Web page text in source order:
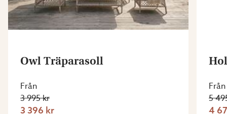
Owl Träparasoll
Från
3 995 kr
3 396 kr
Från
5
4